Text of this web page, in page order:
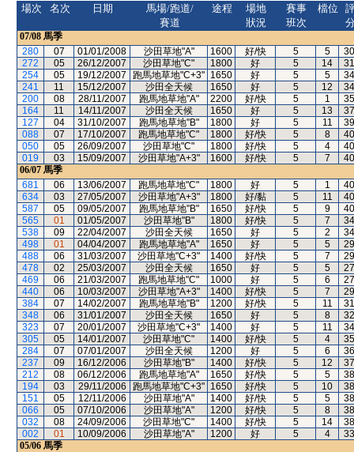
場次
名次 日期
馬場/跑道/
賽道
途程
場地
狀況
賽事
班次
檔位
07/08 馬季
280
07 01/01/2008 沙田草地"A" 1600 好/快 5 5
30
272
05 26/12/2007 沙田草地"C" 1800 好 5 14
31
254
05 19/12/2007 跑馬地草地"C+3" 1650 好 5 5
34
241
11 15/12/2007 沙田全天候 1650 好 5 12
34
200
08 28/11/2007 跑馬地草地"A" 2200 好/快 5 1
35
164
11 14/11/2007 沙田全天候 1650 好 5 13
37
127
04 31/10/2007 跑馬地草地"B" 1800 好 5 11
39
088
07 17/10/2007 跑馬地草地"C" 1800 好/快 5 8
40
050
05 26/09/2007 沙田草地"C" 1800 好/快 5 4
40
019
03 15/09/2007 沙田草地"A+3" 1600 好/快 5 7
40
06/07 馬季
681
06 13/06/2007 跑馬地草地"C" 1800 好 5 1
40
634
03 27/05/2007 沙田草地"A+3" 1800 好/黏 5 11
40
587
05 09/05/2007 跑馬地草地"B" 1650 好/快 5 9
40
565
01 01/05/2007 沙田草地"B" 1800 好/快 5 7
34
538
09 22/04/2007 沙田全天候 1650 好 5 2
34
498
01 04/04/2007 跑馬地草地"A" 1650 好 5 5
29
488
06 31/03/2007 沙田草地"C+3" 1400 好/快 5 7
29
478
02 25/03/2007 沙田全天候 1650 好 5 5
27
469
06 21/03/2007 跑馬地草地"C" 1000 好 5 6
27
440
06 10/03/2007 沙田草地"A+3" 1400 好/快 5 7
29
384
07 14/02/2007 跑馬地草地"B" 1200 好/快 5 11
31
348
06 31/01/2007 沙田全天候 1650 好 5 8
32
323
07 20/01/2007 沙田草地"C+3" 1400 好 5 11
34
305
05 14/01/2007 沙田草地"C" 1400 好/快 5 4
35
284
07 07/01/2007 沙田全天候 1200 好 5 6
36
237
09 16/12/2006 沙田草地"B" 1400 好/快 5 12
37
212
08 06/12/2006 跑馬地草地"A" 1650 好/快 5 5
38
194
03 29/11/2006 跑馬地草地"C+3" 1650 好/快 5 10
38
151
05 12/11/2006 沙田草地"A" 1400 好/快 5 5
38
066
05 07/10/2006 沙田草地"A" 1200 好/快 5 8
38
032
08 24/09/2006 沙田草地"C" 1400 好/快 5 14
38
002
01 10/09/2006 沙田草地"A" 1200 好 5 4
33
05/06 馬季